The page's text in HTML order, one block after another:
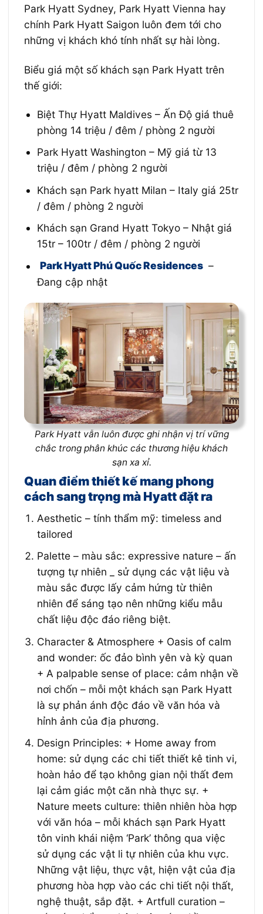
Park Hyatt Sydney, Park Hyatt Vienna hay
chính Park Hyatt Saigon luôn đem tới cho
những vị khách khó tính nhất sự hài lòng.
Biểu giá một số khách sạn Park Hyatt trên
thế giới:
Biệt Thự Hyatt Maldives – Ấn Độ giá thuê
phòng 14 triệu / đêm / phòng 2 người
Park Hyatt Washington – Mỹ giá từ 13
triệu / đêm / phòng 2 người
Khách sạn Park hyatt Milan – Italy giá 25tr
/ đêm / phòng 2 người
Khách sạn Grand Hyatt Tokyo – Nhật giá
15tr – 100tr / đêm / phòng 2 người
Park Hyatt Phú Quốc Residences –
Đang cập nhật
Park Hyatt vẫn luôn được ghi nhận vị trí vững
chắc trong phân khúc các thương hiệu khách
sạn xa xỉ.
Quan điểm thiết kế mang phong
cách sang trọng mà Hyatt đặt ra
Aesthetic – tính thẩm mỹ: timeless and
tailored
Palette – màu sắc: expressive nature – ấn
tượng tự nhiên _ sử dụng các vật liệu và
màu sắc được lấy cảm hứng từ thiên
nhiên để sáng tạo nên những kiểu mẫu
chất liệu độc đáo riêng biệt.
Character & Atmosphere + Oasis of calm
and wonder: ốc đảo bình yên và kỳ quan
+ A palpable sense of place: cảm nhận về
nơi chốn – mỗi một khách sạn Park Hyatt
là sự phản ánh độc đáo về văn hóa và
hỉnh ảnh của địa phương.
Design Principles: + Home away from
home: sử dụng các chi tiết thiết kê tinh vi,
hoàn hảo để tạo không gian nội thất đem
lại cảm giác một căn nhà thực sự. +
Nature meets culture: thiên nhiên hòa hợp
với văn hóa – mỗi khách sạn Park Hyatt
tôn vinh khái niệm ‘Park’ thông qua việc
sử dụng các vật li tự nhiên của khu vực.
Những vật liệu, thực vật, hiện vật của địa
phương hòa hợp vào các chi tiết nội thất,
nghệ thuật, sắp đặt. + Artfull curation –